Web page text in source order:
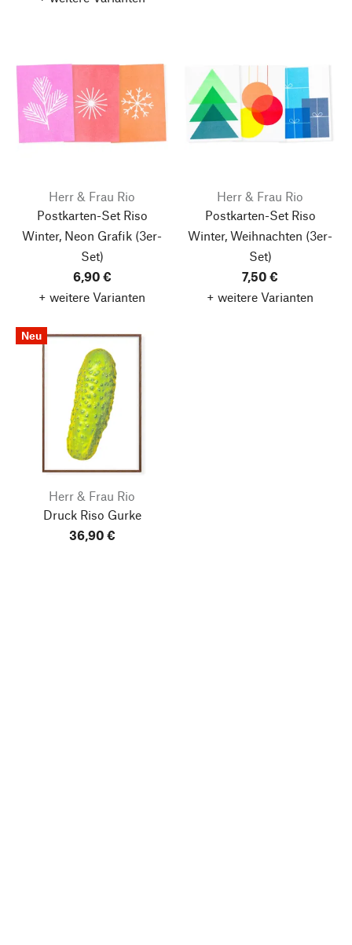
Herr & Frau Rio
Postkarten-Set Riso
Winter, Neon Grafik (3er-
Set)
6,90 €
+ weitere Varianten
Herr & Frau Rio
Postkarten-Set Riso
Winter, Weihnachten (3er-
Set)
7,50 €
+ weitere Varianten
Neu
Herr & Frau Rio
Druck Riso Gurke
36,90 €